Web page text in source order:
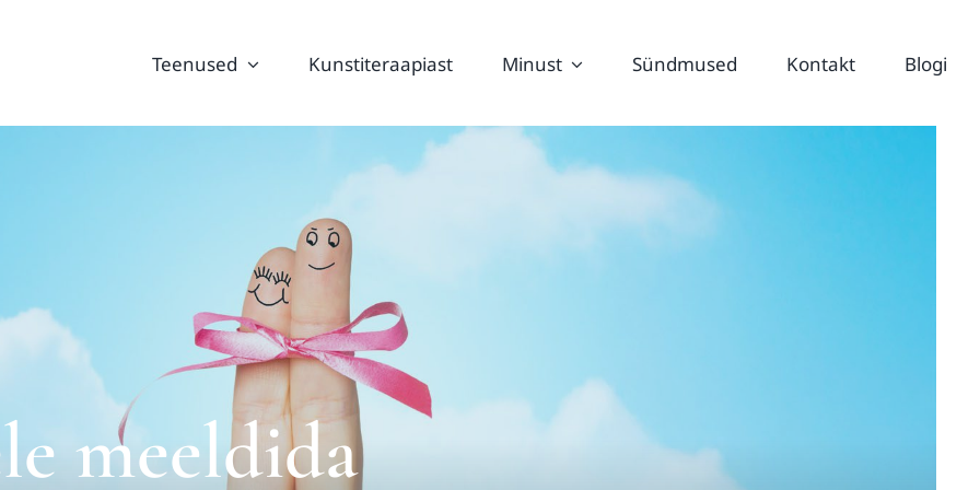
Teenused Kunstiteraapiast Minust Sündmused Kontakt Blogi
meeldida